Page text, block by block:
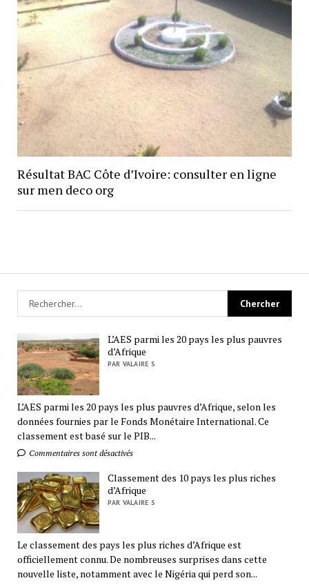
Résultat BAC Côte d’Ivoire: consulter en ligne
sur men deco org
L’AES parmi les 20 pays les plus pauvres
d’Afrique
PAR VALAIRE S
L’AES parmi les 20 pays les plus pauvres d’Afrique, selon les
données fournies par le Fonds Monétaire International. Ce
classement est basé sur le PIB...
Commentaires sont désactivés
Classement des 10 pays les plus riches
d’Afrique
PAR VALAIRE S
Le classement des pays les plus riches d’Afrique est
officiellement connu. De nombreuses surprises dans cette
nouvelle liste, notamment avec le Nigéria qui perd son...